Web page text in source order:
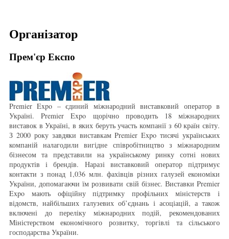
Організатор
Прем'єр Експо
Premier Expo – єдиний міжнародний виставковий оператор в
Україні. Premier Expo щорічно проводить 18 міжнародних
виставок в Україні, в яких беруть участь компанії з 60 країн світу.
З 2000 року завдяки виставкам Premier Expo тисячі українських
компаній налагодили вигідне співробітництво з міжнародним
бізнесом та представили на українському ринку сотні нових
продуктів і брендів. Наразі виставковий оператор підтримує
контакти з понад 1,036 млн. фахівців різних галузей економіки
України, допомагаючи їм розвивати свій бізнес. Виставки Premier
Expo мають офіційну підтримку профільних міністерств і
відомств, найбільших галузевих об’єднань і асоціацій, а також
включені до переліку міжнародних подій, рекомендованих
Міністерством економічного розвитку, торгівлі та сільського
господарства України.